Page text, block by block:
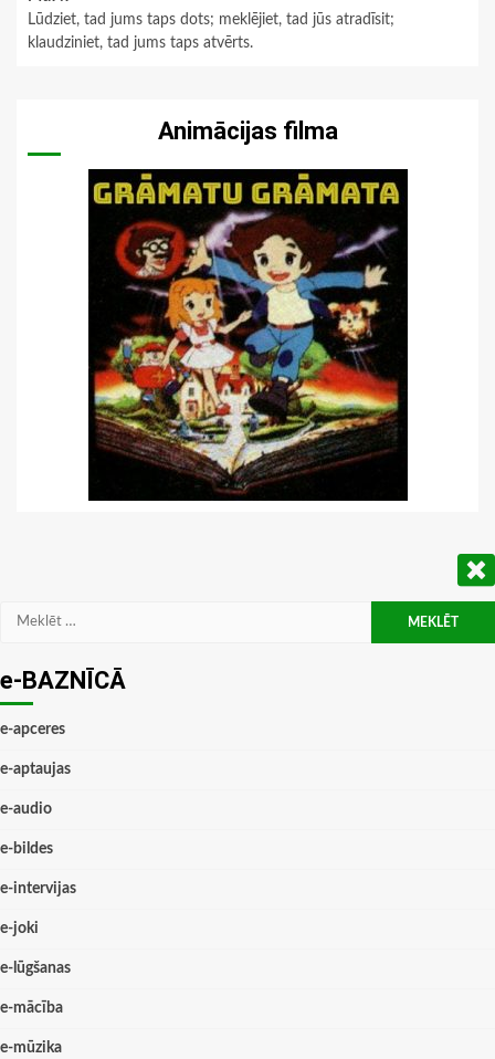
Lūdziet, tad jums taps dots; meklējiet, tad jūs atradīsit;
klaudziniet, tad jums taps atvērts.
Animācijas filma
Meklēt:
e-BAZNĪCĀ
e-apceres
e-aptaujas
e-audio
e-bildes
e-intervijas
e-joki
e-lūgšanas
e-mācība
e-mūzika